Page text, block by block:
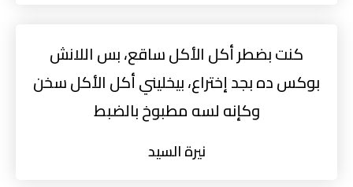
كنت بضطر أكل الأكل ساقع، بس اللانش
بوكس ده بجد إختراع، بيخليني أكل الأكل سخن
وكإنه لسه مطبوخ بالضبط
نيرة السيد